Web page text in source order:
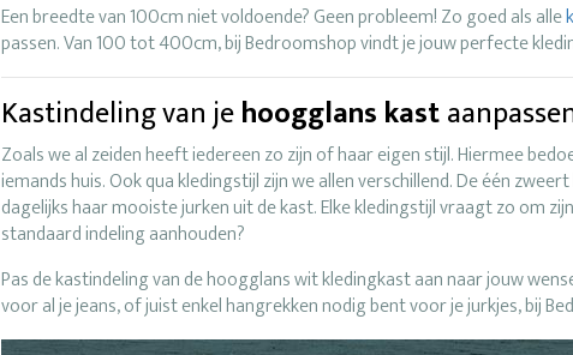
Een breedte van 100cm niet voldoende? Geen probleem! Zo goed als alle
passen. Van 100 tot 400cm, bij Bedroomshop vindt je jouw perfecte
Kastindeling van jehoogglans kast
Zoals we al zeiden heeft iedereen zo zijn of haar eigen stijl. Hiermee
iemands huis. Ook qua kledingstijl zijn we allen verschillend. De één
dagelijks haar mooiste jurken uit de kast. Elke kledingstijl vraagt zo om
standaard indeling aanhouden?
Pas de kastindeling van de hoogglans wit kledingkast aan naar jouw
voor al je jeans, of juist enkel hangrekken nodig bent voor je jurkjes, bij